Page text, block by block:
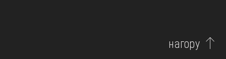
нагору